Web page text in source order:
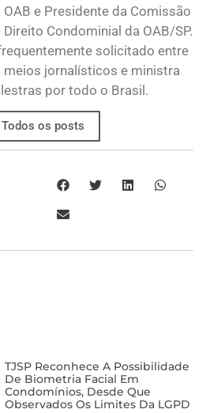
OAB e Presidente da Comissão
Direito Condominial da OAB/SP.
solicitado entre
meios jornalísticos e ministra
por todo o Brasil.
Todos os posts
TJSP Reconhece A Possibilidade
De Biometria Facial Em
Condomínios, Desde Que
Observados Os Limites Da LGPD